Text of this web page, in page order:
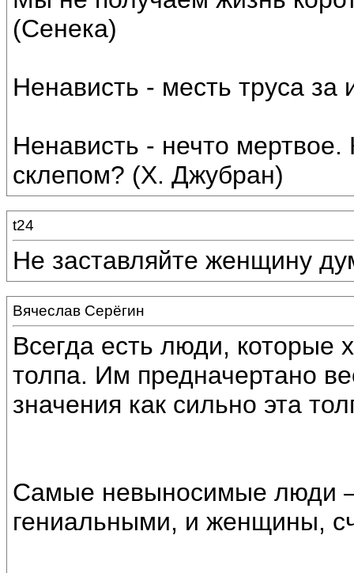
(Сенека)
Ненависть - месть труса
Ненависть - нечто мертвое.
склепом? (Х. Джубран)
t24
Не заставляйте женщину
Вячеслав Серёгин
Всегда есть люди, которые
толпа. Им предначертано
значения как сильно эта
Самые невыносимые люди
гениальными, и женщины,